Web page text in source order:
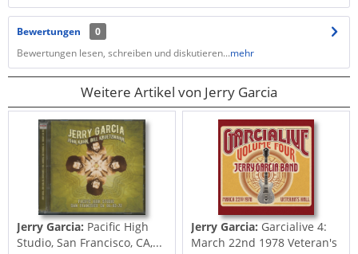
Bewertungen
0
Bewertungen lesen, schreiben und diskutieren...mehr
Weitere Artikel von Jerry Garcia
Jerry Garcia: Pacific High
Studio, San Francisco, CA,...
Jerry Garcia: Garcialive 4:
March 22nd 1978 Veteran's